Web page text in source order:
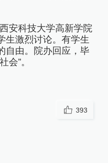
安科技大学高新学院
生激烈讨论。有学生
自由。院办回应，毕
会”。
393